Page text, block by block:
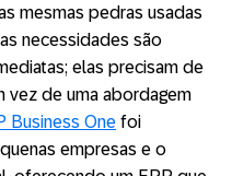
mesmas pedras usadas
necessidades são
elas precisam de
vez de uma abordagem
Business One foi
empresas e o